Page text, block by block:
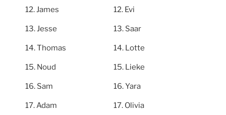
James
Jesse
Thomas
Noud
Sam
Adam
Evi
Saar
Lotte
Lieke
Yara
Olivia